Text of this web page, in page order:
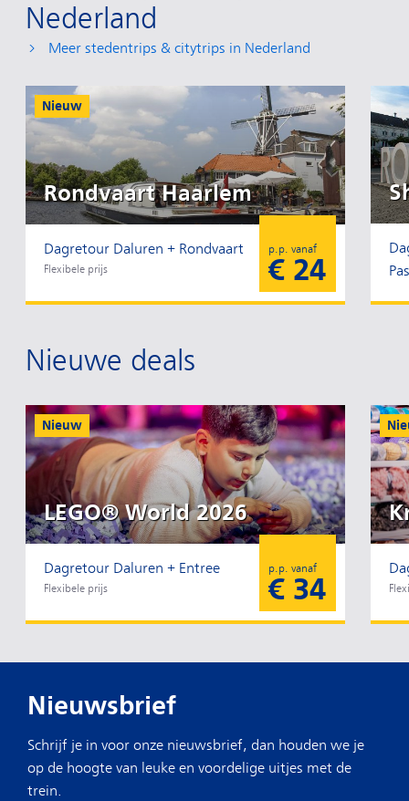
Nederland
Meer stedentrips & citytrips in Nederland
Rondvaart Haarlem
Dagretour Daluren + Rondvaart
Flexibele prijs
p.p. vanaf
€ 24
Nieuw
Nieuwe deals
LEGO® World 2026
Dagretour Daluren + Entree
Flexibele prijs
p.p. vanaf
€ 34
Nieuw
Nieuwsbrief
Schrijf je in voor onze nieuwsbrief, dan houden we je
op de hoogte van leuke en voordelige uitjes met de
trein.